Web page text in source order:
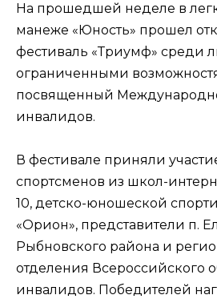
На прошедшей неделе в
манеже «Юность» прошел
фестиваль «Триумф» среди
ограниченными
посвященный
инвалидов.
В фестивале приняли
спортсменов из школ-
10, детско-юношеской
«Орион», представители п.
Рыбновского района и
отделения Всероссийского
инвалидов. Победителей